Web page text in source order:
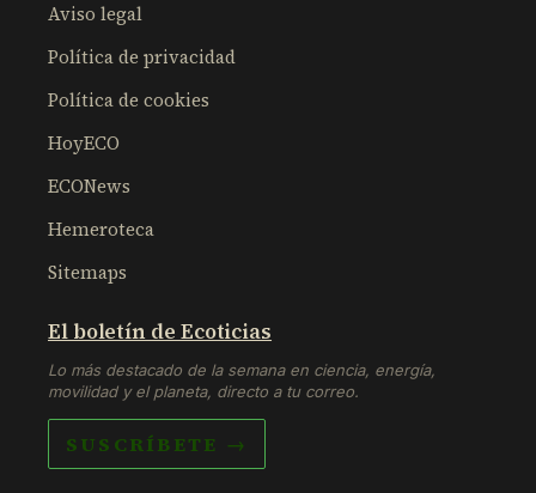
Aviso legal
Política de privacidad
Política de cookies
HoyECO
ECONews
Hemeroteca
Sitemaps
El boletín de Ecoticias
Lo más destacado de la semana en ciencia, energía,
movilidad y el planeta, directo a tu correo.
SUSCRÍBETE →